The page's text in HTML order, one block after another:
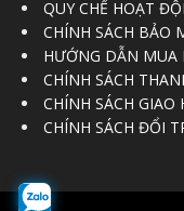
QUY CHẾ HOẠT
CHÍNH SÁCH BẢO
HƯỚNG DẪN MUA
CHÍNH SÁCH
CHÍNH SÁCH GIAO
CHÍNH SÁCH ĐỔI